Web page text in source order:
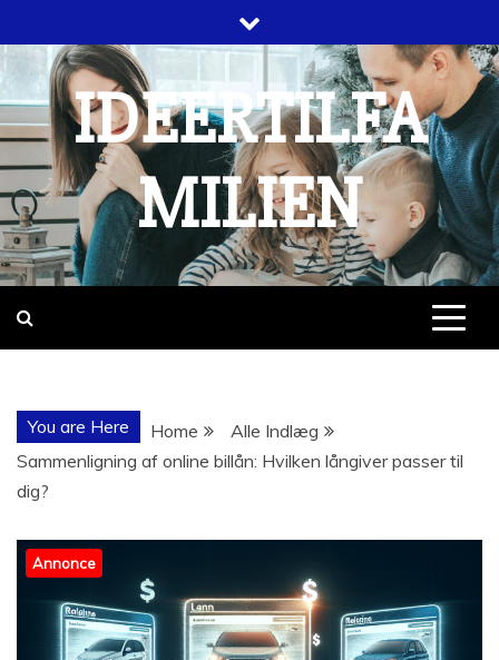
to
content
IDEERTILFA
MILIEN
You are Here Home
Alle Indlæg
Sammenligning af online billån: Hvilken långiver passer til
dig?
Annonce